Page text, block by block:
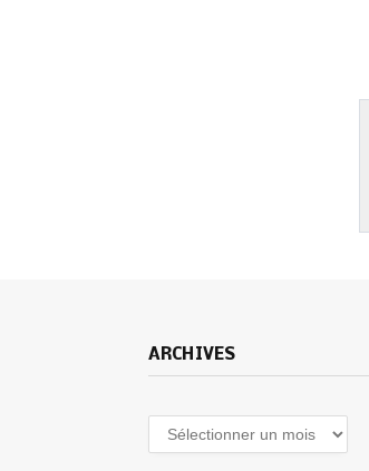
ARCHIVES
Archives